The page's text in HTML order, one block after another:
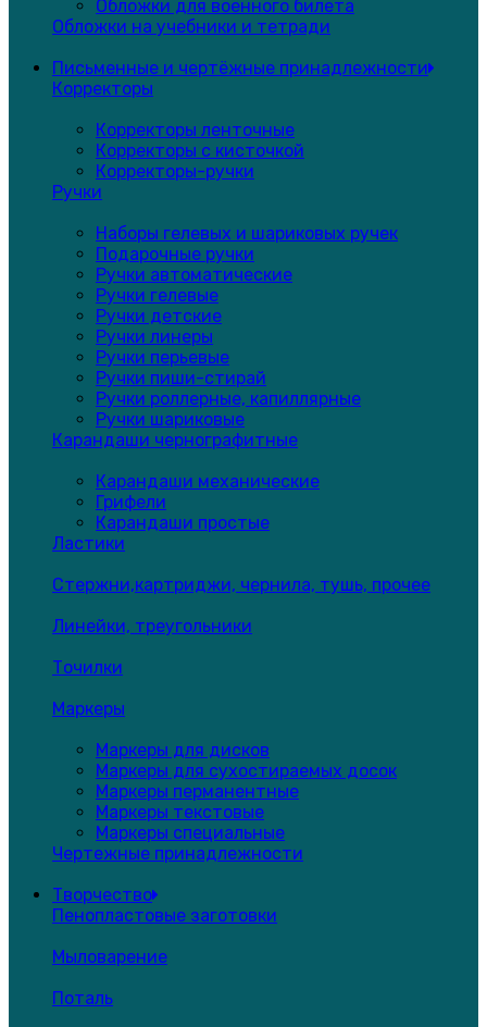
Обложки для военного билета
Обложки на учебники и тетради
Письменные и чертёжные принадлежности
Корректоры
Корректоры ленточные
Корректоры с кисточкой
Корректоры-ручки
Ручки
Наборы гелевых и шариковых ручек
Подарочные ручки
Ручки автоматические
Ручки гелевые
Ручки детские
Ручки линеры
Ручки перьевые
Ручки пиши-стирай
Ручки роллерные, капиллярные
Ручки шариковые
Карандаши чернографитные
Карандаши механические
Грифели
Карандаши простые
Ластики
Стержни,картриджи, чернила, тушь, прочее
Линейки, треугольники
Точилки
Маркеры
Маркеры для дисков
Маркеры для сухостираемых досок
Маркеры перманентные
Маркеры текстовые
Маркеры специальные
Чертежные принадлежности
Творчество
Пенопластовые заготовки
Мыловарение
Поталь